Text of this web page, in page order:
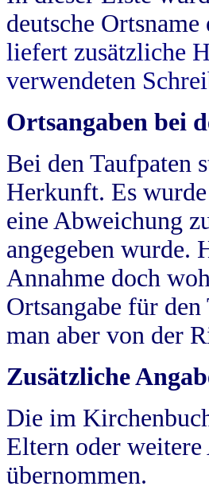
deutsche Ortsname
liefert zusätzliche
verwendeten
Ortsangaben bei
Bei den Taufpaten
Herkunft. Es
eine Abweichung
angegeben wurde.
Annahme doch
Ortsangabe für
man aber von der
Zusätzliche
Die im
Eltern oder
übernommen.